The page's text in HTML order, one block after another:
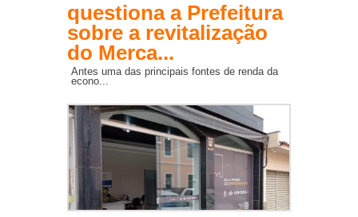
questiona a Prefeitura
sobre a revitalização
do Merca...
Antes uma das principais fontes de renda da
econo...